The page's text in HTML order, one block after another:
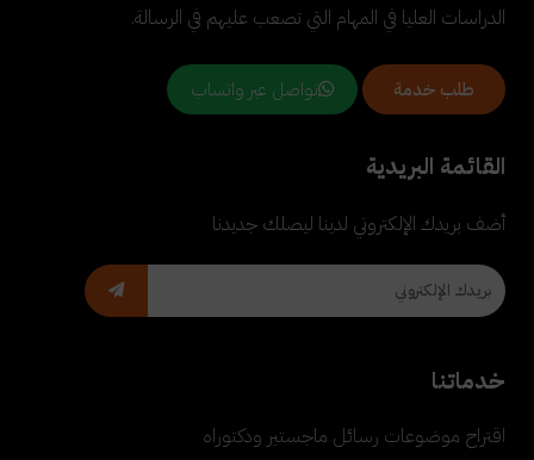
الدراسات العليا في المهام التي تصعب عليهم في الرسالة.
طلب خدمة تواصل عبر واتساب
القائمة البريدية
أضف بريدك الإلكتروني لدينا ليصلك جديدنا
خدماتنا
اقتراح موضوعات رسائل ماجستير ودكتوراه